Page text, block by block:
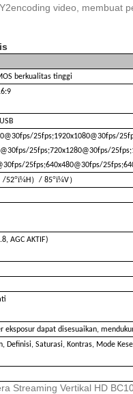
encoding video, membuat
berkualitas tinggi
25fps;1920x1080@30fps/
25fps;720x1280@30fps/
25fps;640x480@30fps/
/52°ï¼H ） / 85°ï¼V）
AGC AKTIF)
eksposur dapat disesuaikan,
Definisi, Saturasi, Kontras, Mode
Streaming Vertikal HD